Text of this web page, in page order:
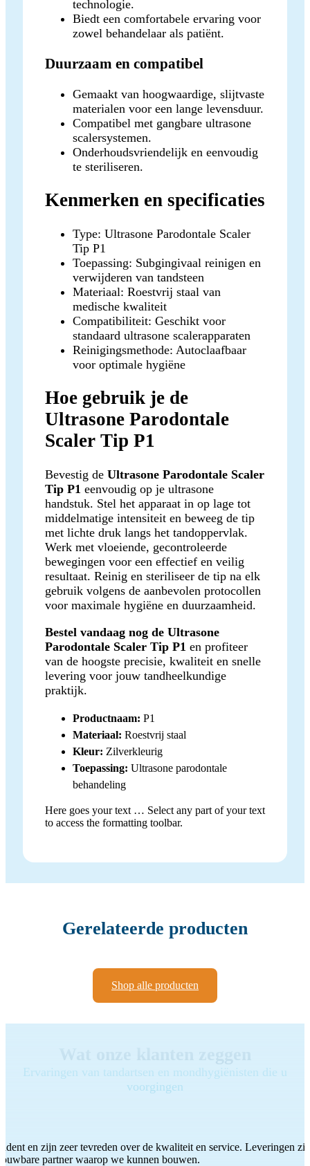
technologie.
Biedt een comfortabele ervaring voor
zowel behandelaar als patiënt.
Duurzaam en compatibel
Gemaakt van hoogwaardige, slijtvaste
materialen voor een lange levensduur.
Compatibel met gangbare ultrasone
scalersystemen.
Onderhoudsvriendelijk en eenvoudig
te steriliseren.
Kenmerken en specificaties
Type: Ultrasone Parodontale Scaler
Tip P1
Toepassing: Subgingivaal reinigen en
verwijderen van tandsteen
Materiaal: Roestvrij staal van
medische kwaliteit
Compatibiliteit: Geschikt voor
standaard ultrasone scalerapparaten
Reinigingsmethode: Autoclaafbaar
voor optimale hygiëne
Hoe gebruik je de
Ultrasone Parodontale
Scaler Tip P1
Bevestig de Ultrasone Parodontale Scaler
Tip P1 eenvoudig op je ultrasone
handstuk. Stel het apparaat in op lage tot
middelmatige intensiteit en beweeg de tip
met lichte druk langs het tandoppervlak.
Werk met vloeiende, gecontroleerde
bewegingen voor een effectief en veilig
resultaat. Reinig en steriliseer de tip na elk
gebruik volgens de aanbevolen protocollen
voor maximale hygiëne en duurzaamheid.
Bestel vandaag nog de Ultrasone
Parodontale Scaler Tip P1 en profiteer
van de hoogste precisie, kwaliteit en snelle
levering voor jouw tandheelkundige
praktijk.
Productnaam: P1
Materiaal: Roestvrij staal
Kleur: Zilverkleurig
Toepassing: Ultrasone parodontale
behandeling
Here goes your text … Select any part of your text
to access the formatting toolbar.
Gerelateerde producten
Shop alle producten
Ervaringen van tandartsen en mondhygiënisten die u
voorgingen
en zijn zeer tevreden over de kwaliteit en service. Leveringen
partner waarop we kunnen bouwen.